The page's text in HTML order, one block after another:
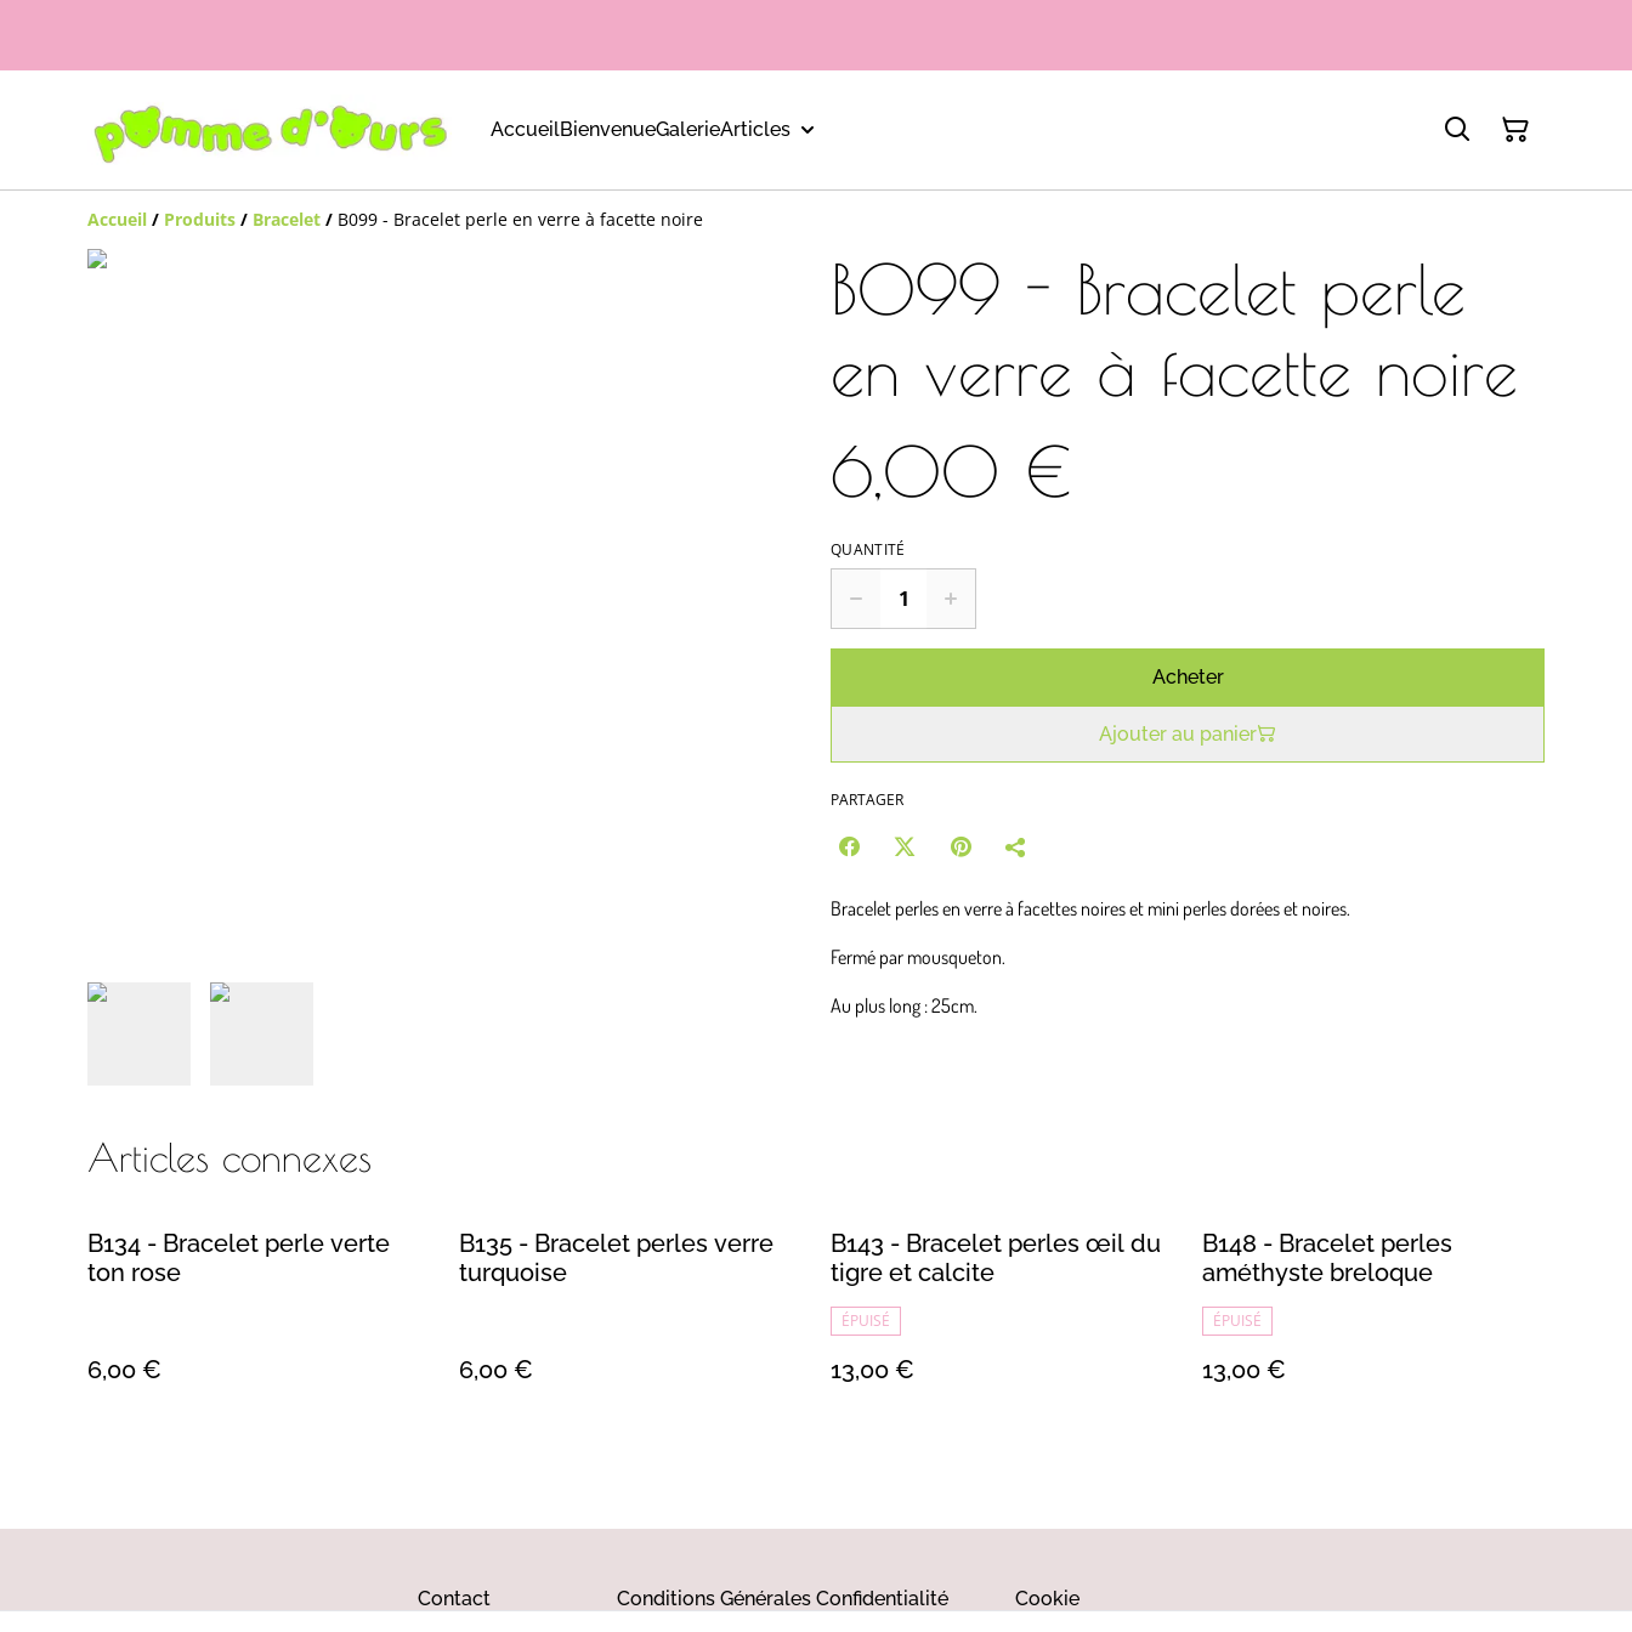
AccueilBienvenueGalerieArticles
Accueil / Produits / Bracelet / B099 - Bracelet perle en verre à facette noire
B099 - Bracelet perle
en verre à facette noire
6,00 €
QUANTITÉ
Acheter
Ajouter au panier
PARTAGER
Bracelet perles en verre à facettes noires et mini perles dorées et noires.
Fermé par mousqueton.
Au plus long : 25cm.
Articles connexes
B134 - Bracelet perle verte
ton rose
6,00 €
B135 - Bracelet perles verre
turquoise
6,00 €
B143 - Bracelet perles œil du
tigre et calcite
ÉPUISÉ
13,00 €
B148 - Bracelet perles
améthyste breloque
ÉPUISÉ
13,00 €
Contact Conditions Générales Confidentialité Cookie